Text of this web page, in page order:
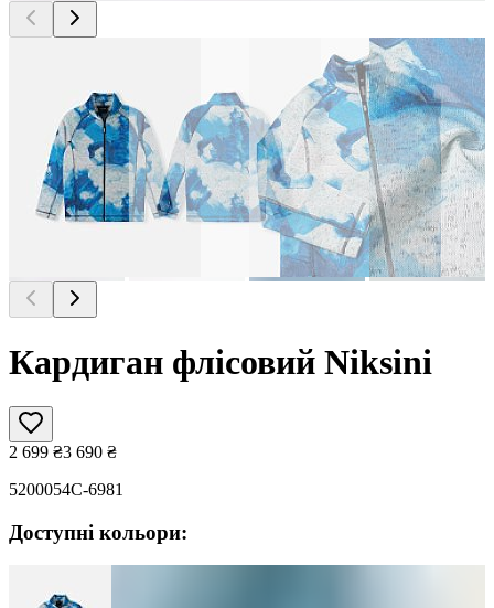
Кардиган флісовий Niksini
2 699 ₴3 690 ₴
5200054C-6981
Доступні кольори: